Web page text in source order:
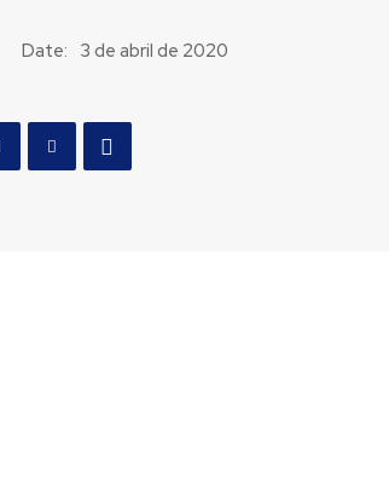
Date: 3 de abril de 2020